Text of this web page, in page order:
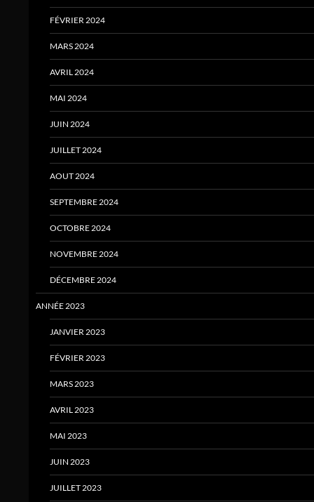
FÉVRIER 2024
MARS 2024
AVRIL 2024
MAI 2024
JUIN 2024
JUILLET 2024
AOUT 2024
SEPTEMBRE 2024
OCTOBRE 2024
NOVEMBRE 2024
DÉCEMBRE 2024
ANNÉE 2023
JANVIER 2023
FÉVRIER 2023
MARS 2023
AVRIL 2023
MAI 2023
JUIN 2023
JUILLET 2023